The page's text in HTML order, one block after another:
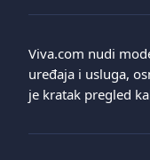
Viva.com nudi
uređaja i usluga,
je kratak pregled